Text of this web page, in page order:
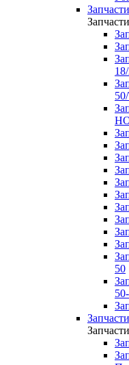
50